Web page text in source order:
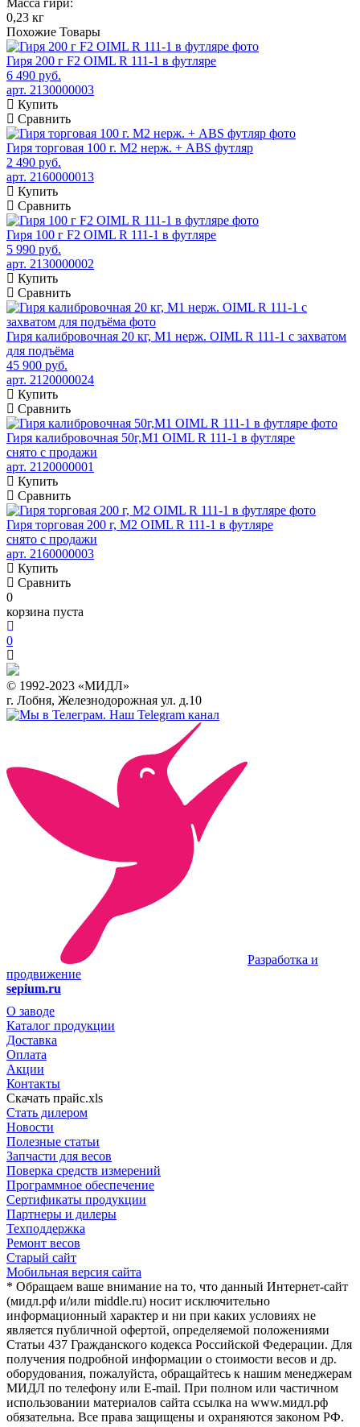
Масса гири:
0,23 кг
Похожие Товары
Гиря 200 г F2 OIML R 111-1 в футляре
6 490 руб.
арт. 2130000003
Купить
Сравнить
Гиря торговая 100 г. М2 нерж. + ABS футляр
2 490 руб.
арт. 2160000013
Купить
Сравнить
Гиря 100 г F2 OIML R 111-1 в футляре
5 990 руб.
арт. 2130000002
Купить
Сравнить
Гиря калибровочная 20 кг, М1 нерж. OIML R 111-1 с захватом
для подъёма
45 900 руб.
арт. 2120000024
Купить
Сравнить
Гиря калибровочная 50г,М1 OIML R 111-1 в футляре
снято с продажи
арт. 2120000001
Купить
Сравнить
Гиря торговая 200 г, М2 OIML R 111-1 в футляре
снято с продажи
арт. 2160000003
Купить
Сравнить
0
корзина пуста
0
© 1992-2023 «МИДЛ»
г. Лобня, Железнодорожная ул. д.10
Наш Telegram канал
Разработка и
продвижение
sepium.ru
О заводе
Каталог продукции
Доставка
Оплата
Акции
Контакты
Скачать прайс.xls
Стать дилером
Новости
Полезные статьи
Запчасти для весов
Поверка средств измерений
Программное обеспечение
Сертификаты продукции
Партнеры и дилеры
Техподдержка
Ремонт весов
Старый сайт
Мобильная версия сайта
* Обращаем ваше внимание на то, что данный Интернет-сайт
(мидл.рф и/или middle.ru) носит исключительно
информационный характер и ни при каких условиях не
является публичной офертой, определяемой положениями
Статьи 437 Гражданского кодекса Российской Федерации. Для
получения подробной информации о стоимости весов и др.
оборудования, пожалуйста, обращайтесь к нашим менеджерам
МИДЛ по телефону или E-mail. При полном или частичном
использовании материалов сайта ссылка на www.мидл.рф
обязательна. Все права защищены и охраняются законом РФ.